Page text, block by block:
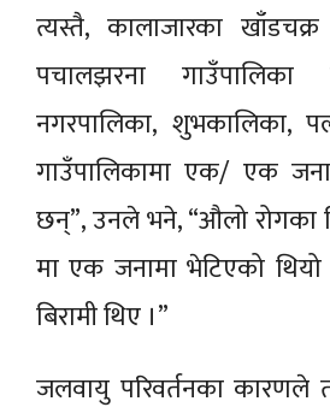
त्यस्तै, कालाजारका
पचालझरना
नगरपालिका, शुभकालिका,
गाउँपालिकामा एक/ एक
छन्”, उनले भने, “औलो रोगका
मा एक जनामा भेटिएको
बिरामी थिए ।”
जलवायु परिवर्तनका कारणले